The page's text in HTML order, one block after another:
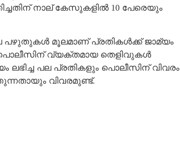
നാല് കേസുകളിൽ 10 പേരെയും
പഴുതുകൾ മൂലമാണ് പ്രതികൾക്ക് ജാമ്യം
വ്യക്തമായ തെളിവുകൾ
ലഭിച്ച പല പ്രതികളും പൊലീസിന് വിവരം
വിവരമുണ്ട്.